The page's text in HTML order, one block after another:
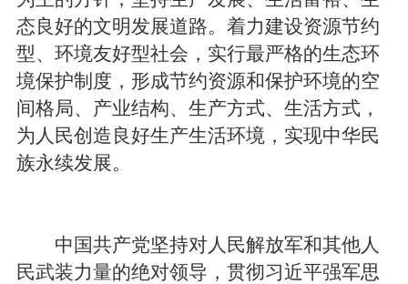
态良好的文明发展道路。着力建设资源节约
型、环境友好型社会，实行最严格的生态环
境保护制度，形成节约资源和保护环境的空
间格局、产业结构、生产方式、生活方式，
为人民创造良好生产生活环境，实现中华民
族永续发展。
中国共产党坚持对人民解放军和其他人
民武装力量的绝对领导，贯彻习近平强军思